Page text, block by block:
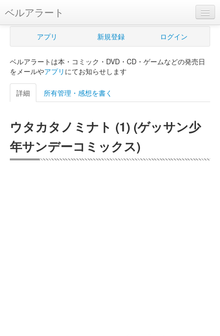
ベルアラート
ベルアラートとは
新規登録
ログイン
購入管理
Myシェルフ
アプリ 新規登録 ログイン
ベルアラートは本・コミック・DVD・CD・ゲームなどの発売日
をメールやアプリ にてお知らせします
詳細 所有管理・感想を書く
ウタカタノミナト (1) (ゲッサン少
年サンデーコミックス)